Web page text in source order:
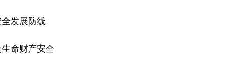
发展防线
命财产安全